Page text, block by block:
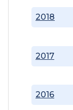
2016
2017
2018